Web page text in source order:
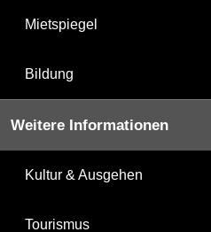
Mietspiegel
Bildung
Weitere Informationen
Kultur & Ausgehen
Tourismus